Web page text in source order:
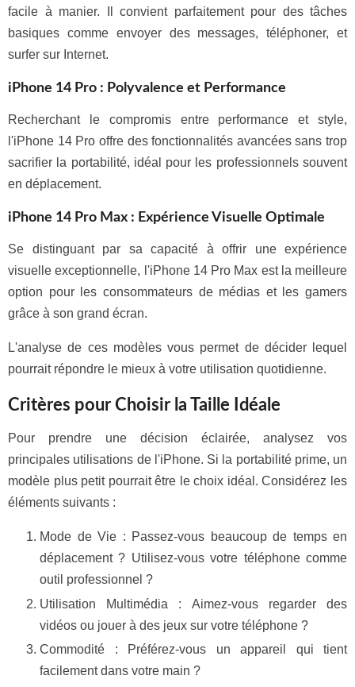
facile à manier. Il convient parfaitement pour des tâches
basiques comme envoyer des messages, téléphoner, et
surfer sur Internet.
iPhone 14 Pro : Polyvalence et Performance
Recherchant le compromis entre performance et style,
l'iPhone 14 Pro offre des fonctionnalités avancées sans trop
sacrifier la portabilité, idéal pour les professionnels souvent
en déplacement.
iPhone 14 Pro Max : Expérience Visuelle Optimale
Se distinguant par sa capacité à offrir une expérience
visuelle exceptionnelle, l'iPhone 14 Pro Max est la meilleure
option pour les consommateurs de médias et les gamers
grâce à son grand écran.
L'analyse de ces modèles vous permet de décider lequel
pourrait répondre le mieux à votre utilisation quotidienne.
Critères pour Choisir la Taille Idéale
Pour prendre une décision éclairée, analysez vos
principales utilisations de l'iPhone. Si la portabilité prime, un
modèle plus petit pourrait être le choix idéal. Considérez les
éléments suivants :
Mode de Vie : Passez-vous beaucoup de temps en
déplacement ? Utilisez-vous votre téléphone comme
outil professionnel ?
Utilisation Multimédia : Aimez-vous regarder des
vidéos ou jouer à des jeux sur votre téléphone ?
Commodité : Préférez-vous un appareil qui tient
facilement dans votre main ?